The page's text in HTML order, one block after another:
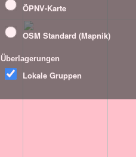
ÖPNV-Karte
OSM Standard (Mapnik)
Überlagerungen
Lokale Gruppen